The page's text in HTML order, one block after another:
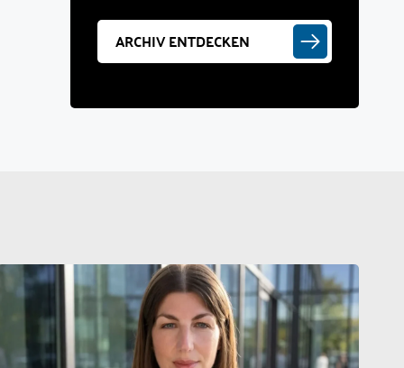
ARCHIV ENTDECKEN